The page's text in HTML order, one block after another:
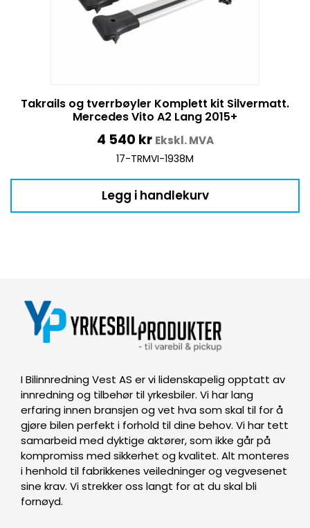
Takrails og tverrbøyler Komplett kit Silvermatt.
Mercedes Vito A2 Lang 2015+
4 540 kr Ekskl. MVA
17-TRMVI-1938M
Legg i handlekurv
I Bilinnredning Vest AS er vi lidenskapelig opptatt av
innredning og tilbehør til yrkesbiler. Vi har lang
erfaring innen bransjen og vet hva som skal til for å
gjøre bilen perfekt i forhold til dine behov. Vi har tett
samarbeid med dyktige aktører, som ikke går på
kompromiss med sikkerhet og kvalitet. Alt monteres
i henhold til fabrikkenes veiledninger og vegvesenet
sine krav. Vi strekker oss langt for at du skal bli
fornøyd.